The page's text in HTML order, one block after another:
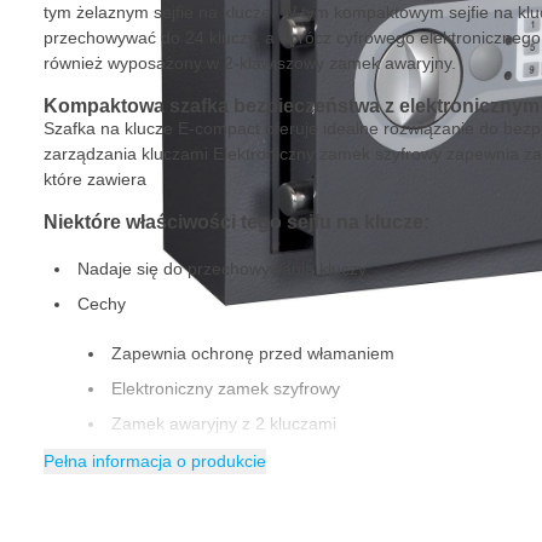
tym żelaznym sejfie na klucze. W tym kompaktowym sejfie na
przechowywać do 24 kluczy, a oprócz cyfrowego
również wyposażony w 2-klawiszowy zamek awaryjny.
Kompaktowa szafka bezpieczeństwa z elektronicznym
Szafka na klucze E-compact oferuje idealne rozwiązanie do
zarządzania kluczami Elektroniczny zamek szyfrowy zapewnia
które zawiera
Niektóre właściwości tego sejfu na klucze:
Nadaje się do przechowywania kluczy
Cechy
Zapewnia ochronę przed włamaniem
Elektroniczny zamek szyfrowy
Zamek awaryjny z 2 kluczami
Otwory montażowe i materiał montażowy
Pełna informacja o produkcie